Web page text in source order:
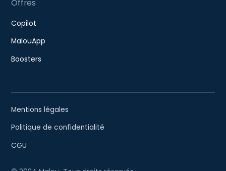
Offres
Copilot
MalouApp
Boosters
Mentions légales
Politique de confidentialité
CGU